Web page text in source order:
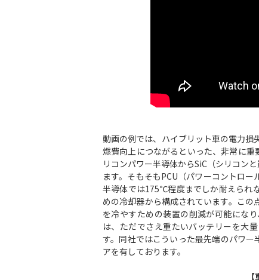
動画の例では、ハイブリット車の電力
燃費向上につながるといった、非常に
リコンパワー半導体からSiC（シリコン
ます。そもそもPCU（パワーコントロ
半導体では175℃程度までしか耐えられ
めの冷却器から構成されています。こ
を冷やすための装置の削減が可能にな
は、ただでさえ重たいバッテリーを大
す。同社ではこういった最先端のパワ
アを有しております。